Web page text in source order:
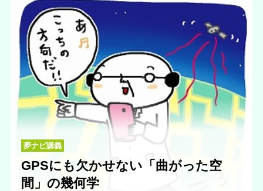
夢ナビ講義
GPSにも欠かせない「曲がった空
間」の幾何学